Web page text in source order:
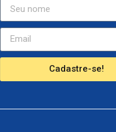
Cadastre-se!